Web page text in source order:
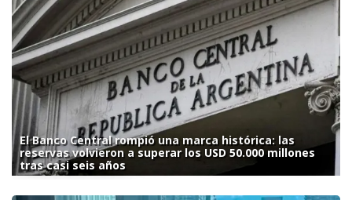
El Banco Central rompió una marca histórica: las
reservas volvieron a superar los USD 50.000 millones
tras casi seis años